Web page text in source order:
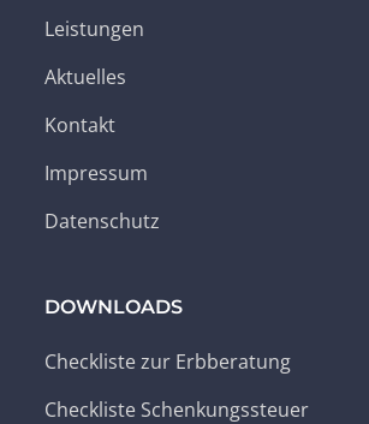
Leistungen
Aktuelles
Kontakt
Impressum
Datenschutz
DOWNLOADS
Checkliste zur Erbberatung
Checkliste Schenkungssteuer